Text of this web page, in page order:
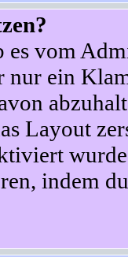
es vom
nur ein
Layout
indem